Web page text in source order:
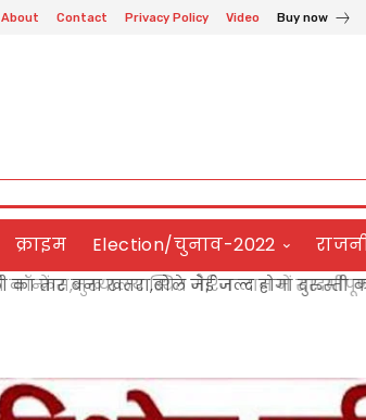
About Contact Privacy Policy Video Buy now
क्राइम Election/चुनाव-2022
तार बना खतरा,बोले जेई जल्द होगा दुरुस्ती